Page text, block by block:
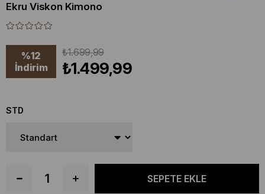
Ekru Viskon Kimono
%12
İndirim
₺1.699,99
₺1.499,99
STD